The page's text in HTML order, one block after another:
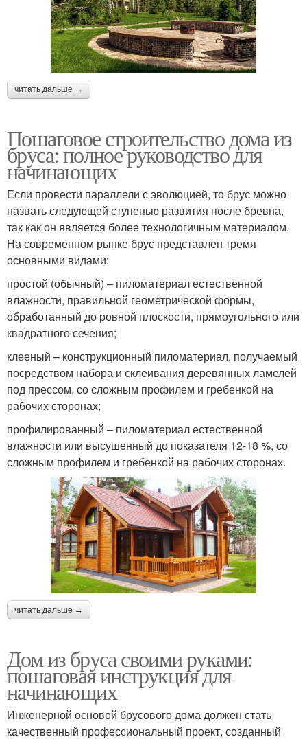
читать дальше →
Пошаговое строительство дома из
бруса: полное руководство для
начинающих
Если провести параллели с эволюцией, то брус можно
назвать следующей ступенью развития после бревна,
так как он является более технологичным материалом.
На современном рынке брус представлен тремя
основными видами:
простой (обычный) – пиломатериал естественной
влажности, правильной геометрической формы,
обработанный до ровной плоскости, прямоугольного или
квадратного сечения;
клееный – конструкционный пиломатериал, получаемый
посредством набора и склеивания деревянных ламелей
под прессом, со сложным профилем и гребенкой на
рабочих сторонах;
профилированный – пиломатериал естественной
влажности или высушенный до показателя 12-18 %, со
сложным профилем и гребенкой на рабочих сторонах.
читать дальше →
Дом из бруса своими руками:
пошаговая инструкция для
начинающих
Инженерной основой брусового дома должен стать
качественный профессиональный проект, созданный